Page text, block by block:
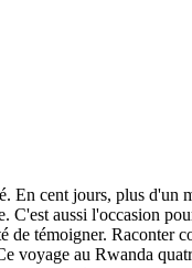
En cent jours, plus d'un
C'est aussi l'occasion
témoigner. Raconter
au Rwanda